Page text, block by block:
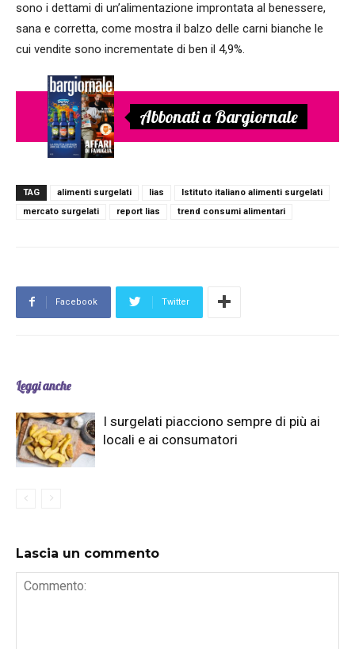
sono i dettami di un’alimentazione improntata al benessere,
sana e corretta, come mostra il balzo delle carni bianche le
cui vendite sono incrementate di ben il 4,9%.
Abbonati a Bargiornale
TAG alimenti surgelati Iias
Istituto italiano alimenti surgelati
mercato surgelati
report Iias trend consumi alimentari
Facebook Twitter
Leggi anche
I surgelati piacciono sempre di più ai
locali e ai consumatori
Lascia un commento